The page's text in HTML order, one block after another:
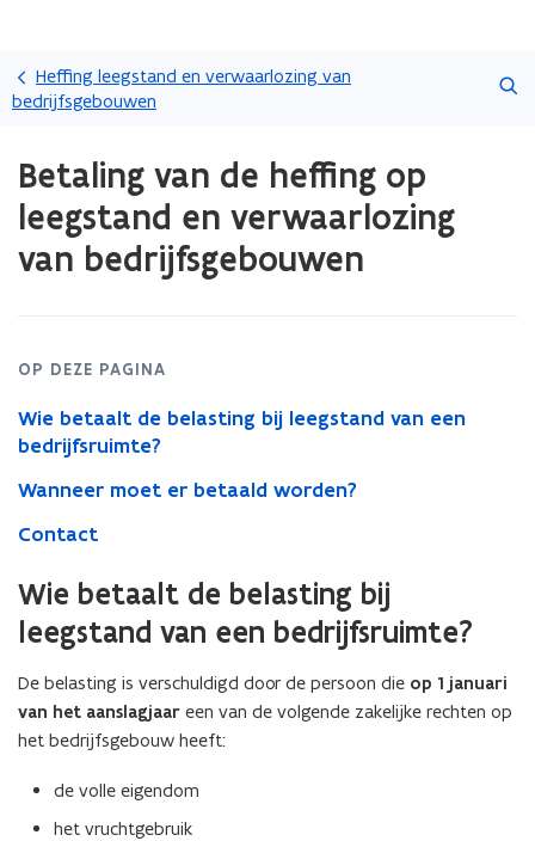
en
gaan
Heffing leegstand en verwaarlozing van
bedrijfsgebouwen
Zoeken
met
laden.
zich
op
leegstand
verwaarlozing
bedrijfsgebouwen
Betaling van de heffing op
leegstand en verwaarlozing
van bedrijfsgebouwen
OP DEZE PAGINA
Wie betaalt de belasting bij leegstand van een
bedrijfsruimte?
Wanneer moet er betaald worden?
Contact
Wie betaalt de belasting bij
leegstand van een bedrijfsruimte?
De belasting is verschuldigd door de persoon die op 1 januari
van het aanslagjaar een van de volgende zakelijke rechten op
het bedrijfsgebouw heeft:
de volle eigendom
het vruchtgebruik